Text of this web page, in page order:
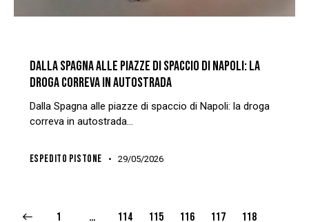
DALLA SPAGNA ALLE PIAZZE DI SPACCIO DI NAPOLI: LA
DROGA CORREVA IN AUTOSTRADA
Dalla Spagna alle piazze di spaccio di Napoli: la droga
correva in autostrada…
ESPEDITO PISTONE 29/05/2026
1 … 114 115 116 117 118